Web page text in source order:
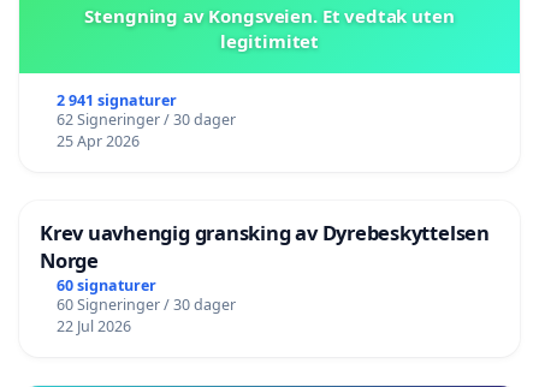
Stengning av Kongsveien. Et vedtak uten
legitimitet
2 941 signaturer
62 Signeringer / 30 dager
25 Apr 2026
Krev uavhengig gransking av Dyrebeskyttelsen
Norge
60 signaturer
60 Signeringer / 30 dager
22 Jul 2026